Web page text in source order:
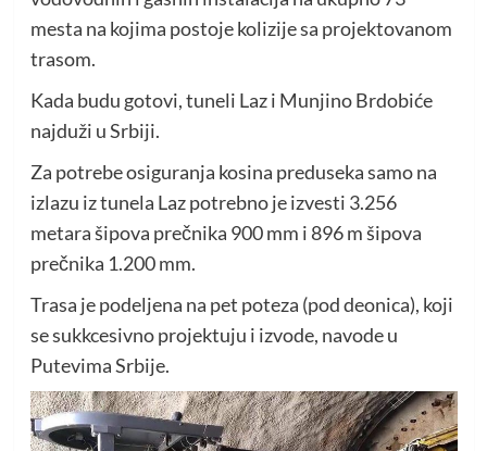
mesta na kojima postoje kolizije sa projektovanom
trasom.
Kada budu gotovi, tuneli Laz i Munjino Brdobiće
najduži u Srbiji.
Za potrebe osiguranja kosina preduseka samo na
izlazu iz tunela Laz potrebno je izvesti 3.256
metara šipova prečnika 900 mm i 896 m šipova
prečnika 1.200 mm.
Trasa je podeljena na pet poteza (pod deonica), koji
se sukkcesivno projektuju i izvode, navode u
Putevima Srbije.